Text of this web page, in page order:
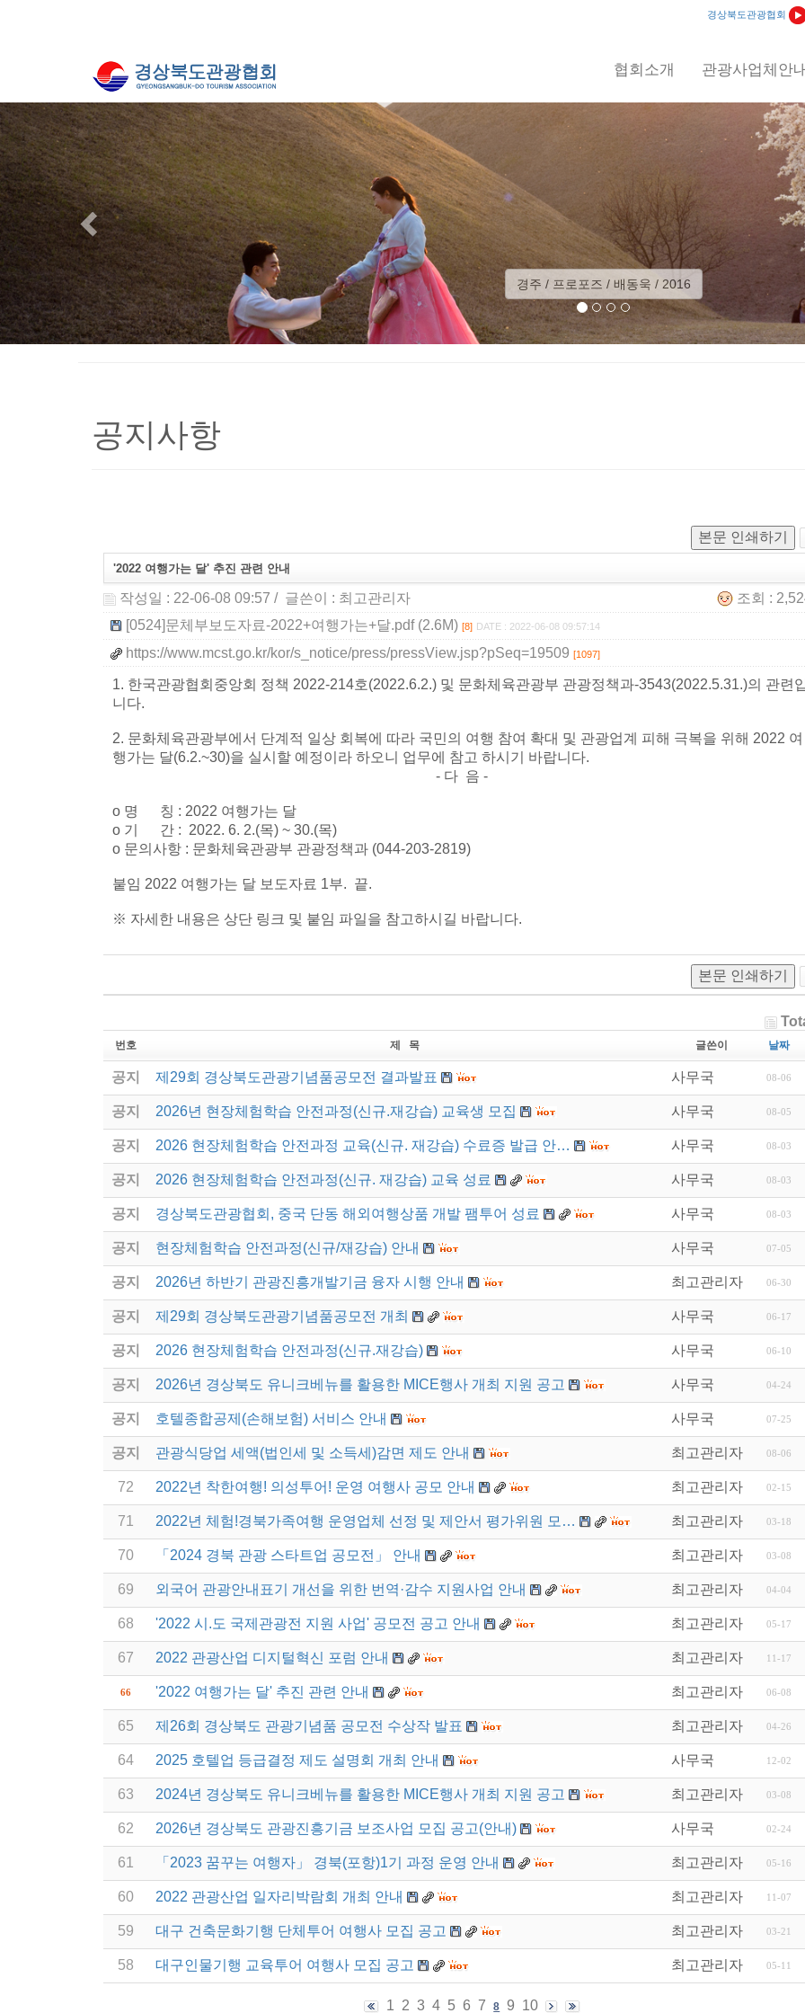
경상북도관광협회
협회소개 관광사업체안내
경주 / 프로포즈 / 배동욱 / 2016
Previous
공지사항
본문 인쇄하기
'2022 여행가는 달' 추진 관련 안내
작성일 : 22-06-08 09:57 / 글쓴이 : 최고관리자
조회 :
[0524]문체부보도자료-2022+여행가는+달.pdf (2.6M) [8] DATE : 2022-06-08 09:57:14
https://www.mcst.go.kr/kor/s_notice/press/pressView.jsp?pSeq=19509 [1097]
1. 한국관광협회중앙회 정책 2022-214호(2022.6.2.) 및 문화체육관광부 관광정책과-3543(2022.5.31.)의 관련
니다.
2. 문화체육관광부에서 단계적 일상 회복에 따라 국민의 여행 참여 확대 및 관광업계 피해 극복을 위해 2022 여
행가는 달(6.2.~30)을 실시할 예정이라 하오니 업무에 참고 하시기 바랍니다.
- 다 음 -
o 명 칭 : 2022 여행가는 달
o 기 간 : 2022. 6. 2.(목) ~ 30.(목)
o 문의사항 : 문화체육관광부 관광정책과 (044-203-2819)
붙임 2022 여행가는 달 보도자료 1부. 끝.
※ 자세한 내용은 상단 링크 및 붙임 파일을 참고하시길 바랍니다.
본문 인쇄하기
번호 제 목 글쓴이 날짜
공지 제29회 경상북도관광기념품공모전 결과발표 사무국 08-06
공지 2026년 현장체험학습 안전과정(신규.재강습) 교육생 모집 사무국 08-05
공지 2026 현장체험학습 안전과정 교육(신규. 재강습) 수료증 발급 안… 사무국 08-03
공지 2026 현장체험학습 안전과정(신규. 재강습) 교육 성료 사무국 08-03
공지 경상북도관광협회, 중국 단동 해외여행상품 개발 팸투어 성료 사무국 08-03
공지 현장체험학습 안전과정(신규/재강습) 안내 사무국 07-05
공지 2026년 하반기 관광진흥개발기금 융자 시행 안내 최고관리자 06-30
공지 제29회 경상북도관광기념품공모전 개최 사무국 06-17
공지 2026 현장체험학습 안전과정(신규.재강습) 사무국 06-10
공지 2026년 경상북도 유니크베뉴를 활용한 MICE행사 개최 지원 공고 사무국 04-24
공지 호텔종합공제(손해보험) 서비스 안내 사무국 07-25
공지 관광식당업 세액(법인세 및 소득세)감면 제도 안내 최고관리자 08-06
72 2022년 착한여행! 의성투어! 운영 여행사 공모 안내 최고관리자 02-15
71 2022년 체험!경북가족여행 운영업체 선정 및 제안서 평가위원 모… 최고관리자 03-18
70 「2024 경북 관광 스타트업 공모전」 안내 최고관리자 03-08
69 외국어 관광안내표기 개선을 위한 번역·감수 지원사업 안내 최고관리자 04-04
68 '2022 시.도 국제관광전 지원 사업' 공모전 공고 안내 최고관리자 05-17
67 2022 관광산업 디지털혁신 포럼 안내 최고관리자 11-17
66 '2022 여행가는 달' 추진 관련 안내 최고관리자 06-08
65 제26회 경상북도 관광기념품 공모전 수상작 발표 최고관리자 04-26
64 2025 호텔업 등급결정 제도 설명회 개최 안내 사무국 12-02
63 2024년 경상북도 유니크베뉴를 활용한 MICE행사 개최 지원 공고 최고관리자 03-08
62 2026년 경상북도 관광진흥기금 보조사업 모집 공고(안내) 사무국 02-24
61 「2023 꿈꾸는 여행자」 경북(포항)1기 과정 운영 안내 최고관리자 05-16
60 2022 관광산업 일자리박람회 개최 안내 최고관리자 11-07
59 대구 건축문화기행 단체투어 여행사 모집 공고 최고관리자 03-21
58 대구인물기행 교육투어 여행사 모집 공고 최고관리자 05-11
1 2 3 4 5 6 7 8 9 10